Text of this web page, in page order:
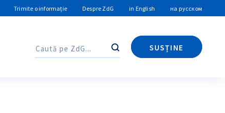
Trimite o informație Despre ZdG in English на русском
Caută
SUSȚINE
Caută